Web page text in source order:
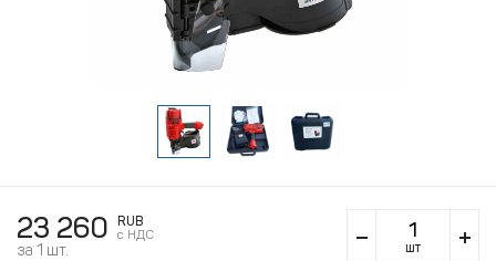
23 260
RUB
c НДС
за 1 шт. шт